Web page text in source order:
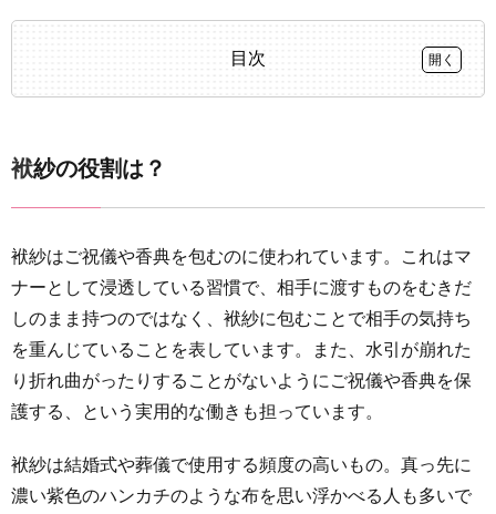
目次
役割
は？
袱紗は
色とデ
ザイン
で慶事
用・弔
事用に
分けら
れる
2.1
［結婚
袱紗の役割は？
袱紗はご祝儀や香典を包むのに使われています。これはマ
ナーとして浸透している習慣で、相手に渡すものをむきだ
しのまま持つのではなく、袱紗に包むことで相手の気持ち
を重んじていることを表しています。また、水引が崩れた
り折れ曲がったりすることがないようにご祝儀や香典を保
護する、という実用的な働きも担っています。
袱紗は結婚式や葬儀で使用する頻度の高いもの。真っ先に
濃い紫色のハンカチのような布を思い浮かべる人も多いで